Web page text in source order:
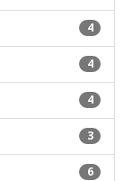
4
4
4
3
6